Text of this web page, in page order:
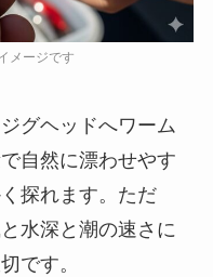
グヘッドへワーム
自然に漂わせやす
探れます。ただ
水深と潮の速さに
です。